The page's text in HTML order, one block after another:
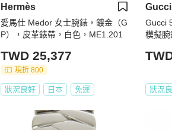
Hermès
愛馬仕 Medor 女士腕錶，鍍金（G
P），皮革錶帶，白色，ME1.201
TWD 25,377
現折 800
狀況良好 日本 免運
Gucci
Gucci
模擬
狀況